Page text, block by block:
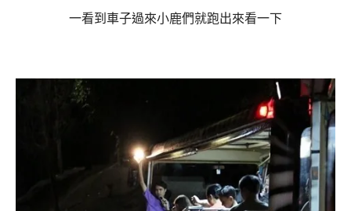
一看到車子過來小鹿們就跑出來看一下